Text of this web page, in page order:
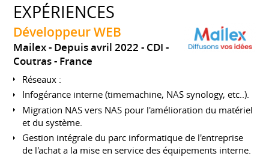
EXPÉRIENCES
Développeur WEB
Mailex Depuis avril 2022 CDI
Coutras
France
Réseaux :
Infogérance interne (timemachine, NAS synology, etc..).
Migration NAS vers NAS pour l'amélioration du matériel
et du système.
Gestion intégrale du parc informatique de l'entreprise
de l'achat a la mise en service des équipements interne.